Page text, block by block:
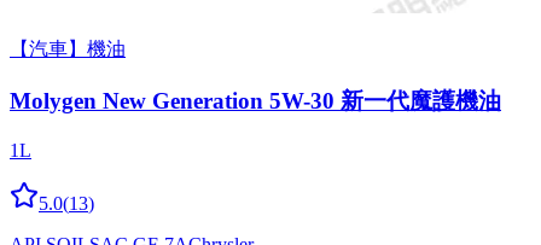
【汽車】機油
Molygen New Gener­a­tion 5W-30 新一代魔護機油
1L
5.0(13)